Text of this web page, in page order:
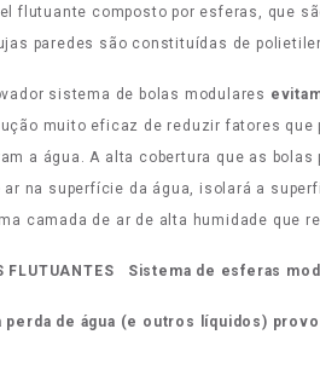
flutuante composto por esferas, que
paredes são constituídas de
sistema de bolas modulares
muito eficaz de reduzir fatores que
a água. A alta cobertura que as
ar na superfície da água, isolará a
camada de ar de alta humidade que
FLUTUANTES Sistema de esferas
perda de água (e outros líquidos)